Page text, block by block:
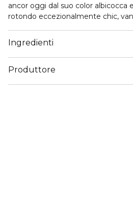
ancor oggi dal suo color albicocca
rotondo eccezionalmente chic,
Questa crema per le unghie aiuta
e resistenti, con risultati visibili sin
Ingredienti
Produttore